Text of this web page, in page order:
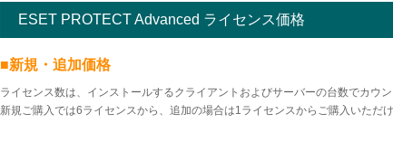
ESET PROTECT Advanced ライセンス価格
■新規・追加価格
ライセンス数は、インストールするクライアントおよびサーバーの台数でカウン
新規ご購入では6ライセンスから、追加の場合は1ライセンスからご購入いただ